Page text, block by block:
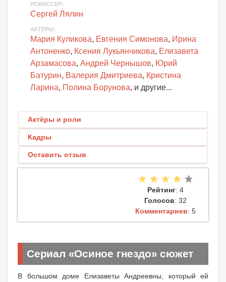
РЕЖИССЕР:
Сергей Лялин
АКТЕРЫ:
Мария Куликова, Евгения Симонова, Ирина
Антоненко, Ксения Лукьянчикова, Елизавета
Арзамасова, Андрей Чернышов, Юрий
Батурин, Валерия Дмитриева, Кристина
Ларина, Полина Борунова, и другие...
Актёры и роли
Кадры
Оставить отзыв
Рейтинг: 4
Голосов: 32
Комментариев: 5
Сериал «Осиное гнездо» сюжет
В большом доме Елизаветы Андреевны, который ей